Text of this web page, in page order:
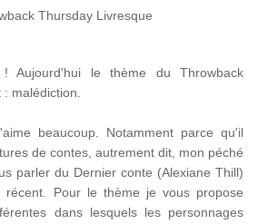
Aujourd'hui le thème du Throwback
malédiction.
beaucoup. Notamment parce qu'il
de contes, autrement dit, mon péché
parler du Dernier conte (Alexiane Thill)
récent. Pour le thème je vous propose
dans lesquels les personnages